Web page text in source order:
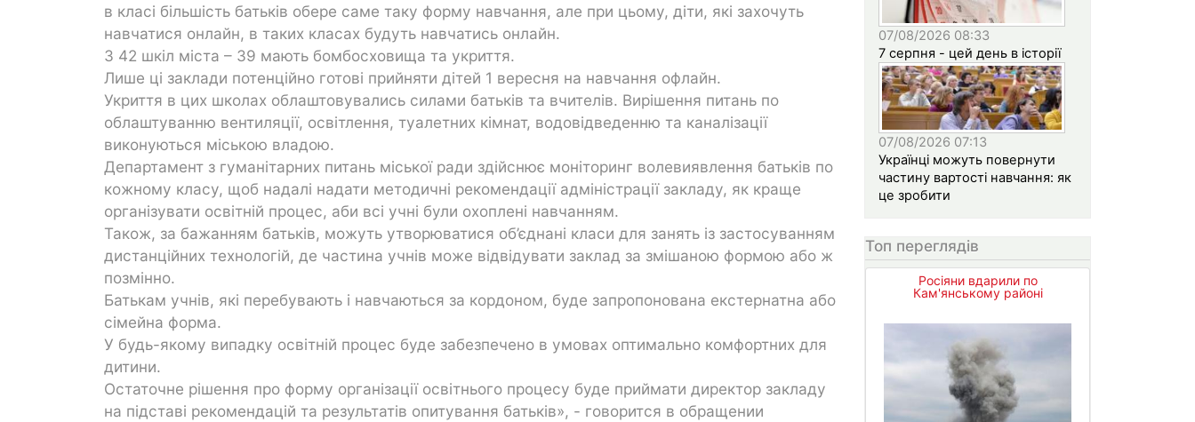
в класі більшість батьків обере саме таку форму навчання, але при цьому, діти, які захочуть
навчатися онлайн, в таких класах будуть навчатись онлайн.
З 42 шкіл міста – 39 мають бомбосховища та укриття.
Лише ці заклади потенційно готові прийняти дітей 1 вересня на навчання офлайн.
Укриття в цих школах облаштовувались силами батьків та вчителів. Вирішення питань по
облаштуванню вентиляції, освітлення, туалетних кімнат, водовідведенню та каналізації
виконуються міською владою.
Департамент з гуманітарних питань міської ради здійснює моніторинг волевиявлення батьків по
кожному класу, щоб надалі надати методичні рекомендації адміністрації закладу, як краще
організувати освітній процес, аби всі учні були охоплені навчанням.
Також, за бажанням батьків, можуть утворюватися об’єднані класи для занять із застосуванням
дистанційних технологій, де частина учнів може відвідувати заклад за змішаною формою або ж
позмінно.
Батькам учнів, які перебувають і навчаються за кордоном, буде запропонована екстернатна або
сімейна форма.
У будь-якому випадку освітній процес буде забезпечено в умовах оптимально комфортних для
дитини.
Остаточне рішення про форму організації освітнього процесу буде приймати директор закладу
на підставі рекомендацій та результатів опитування батьків», - говорится в обращении
07/08/2026 08:33
7 серпня - цей день в історії
07/08/2026 07:13
Українці можуть повернути
частину вартості навчання: як
це зробити
Топ переглядів
Росіяни вдарили по
Кам'янському районі